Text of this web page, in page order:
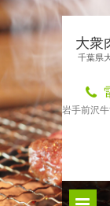
大衆
千葉県
岩手前沢